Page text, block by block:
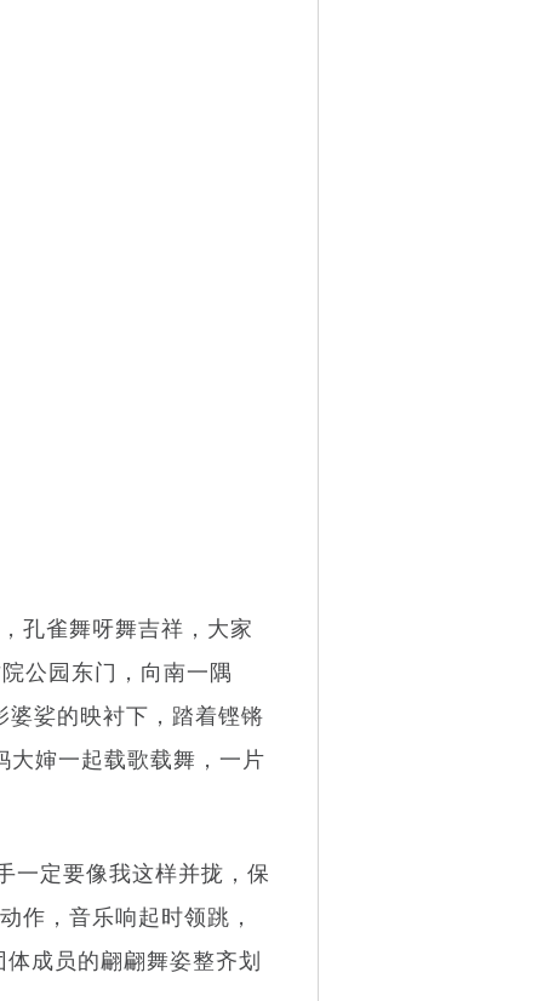
孔雀舞呀舞吉祥，大家
公园东门，向南一隅
婆娑的映衬下，踏着铿锵
大婶一起载歌载舞，一片
定要像我这样并拢，保
作，音乐响起时领跳，
成员的翩翩舞姿整齐划